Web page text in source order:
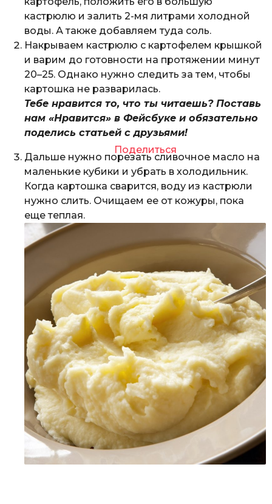
кастрюлю и залить 2-мя литрами холодной
воды. А также добавляем туда соль.
Накрываем кастрюлю с картофелем крышкой
и варим до готовности на протяжении минут
20–25. Однако нужно следить за тем, чтобы
картошка не разварилась.
Тебе нравится то, что ты читаешь? Поставь
нам «Нравится» в Фейсбуке и обязательно
поделись статьей с друзьями!
Поделиться
Дальше нужно порезать сливочное масло на
маленькие кубики и убрать в холодильник.
Когда картошка сварится, воду из кастрюли
нужно слить. Очищаем ее от кожуры, пока
еще теплая.